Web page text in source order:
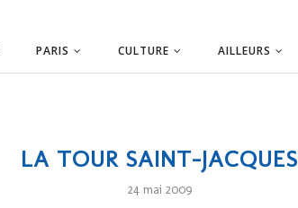
PARIS CULTURE AILLEURS
LA TOUR SAINT-JACQUES
24 mai 2009